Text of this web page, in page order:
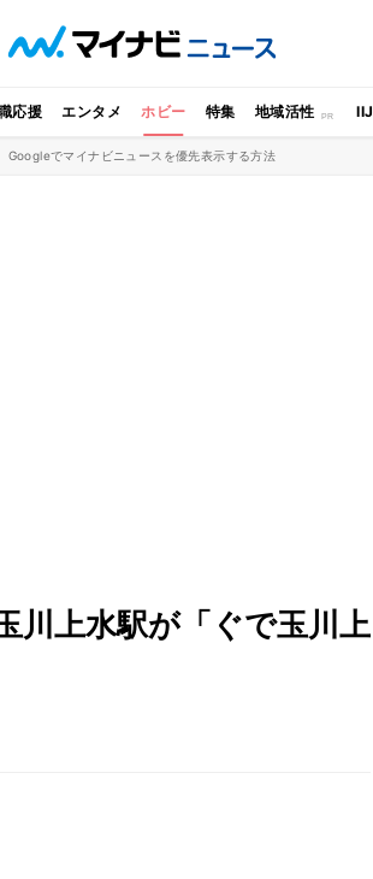
応援 エンタメ ホビー 特集 地域活性 IIJ
Googleでマイナビニュースを優先表示する方法
川上水駅が「ぐで玉川上